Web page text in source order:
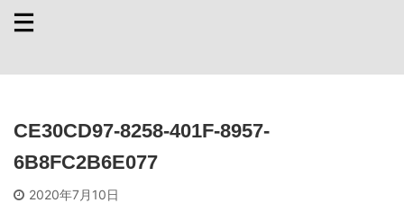
CE30CD97-8258-401F-8957-
6B8FC2B6E077
2020年7月10日